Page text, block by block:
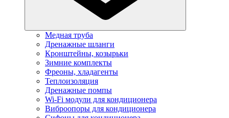
Медная труба
Дренажные шланги
Кронштейны, козырьки
Зимние комплекты
Фреоны, хладагенты
Теплоизоляция
Дренажные помпы
Wi-Fi модули для кондиционера
Виброопоры для кондиционера